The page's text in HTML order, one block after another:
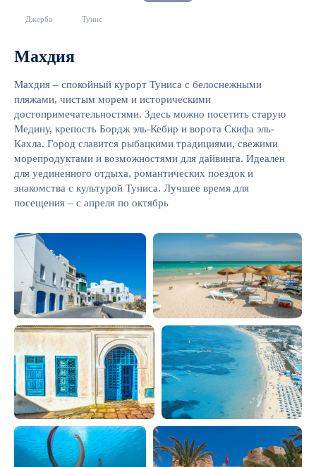
Джерба Тунис
Махдия
Махдия – спокойный курорт Туниса с белоснежными
пляжами, чистым морем и историческими
достопримечательностями. Здесь можно посетить старую
Медину, крепость Бордж эль-Кебир и ворота Скифа эль-
Кахла. Город славится рыбацкими традициями, свежими
морепродуктами и возможностями для дайвинга. Идеален
для уединенного отдыха, романтических поездок и
знакомства с культурой Туниса. Лучшее время для
посещения – с апреля по октябрь